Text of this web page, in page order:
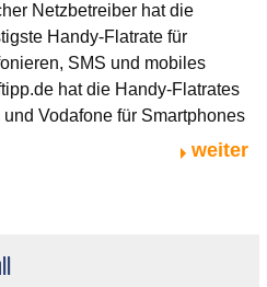
Netzbetreiber hat die
Handy-Flatrate für
SMS und mobiles
hat die Handy-Flatrates
Vodafone für Smartphones
weiter